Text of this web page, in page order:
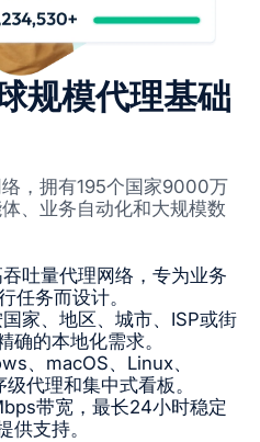
规模代理基础
，拥有195个国家9000万
、业务自动化和大规模数
吐量代理网络，专为业务
任务而设计。
家、地区、城市、ISP或街
确的本地化需求。
、macOS、Linux、
代理和集中式看板。
带宽，最长24小时稳定
供支持。